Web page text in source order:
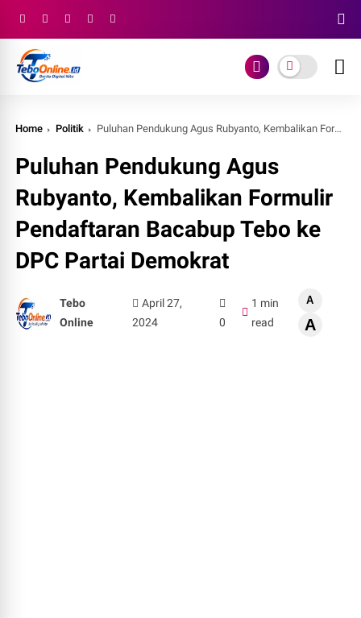
Home Politik Puluhan Pendukung Agus Rubyanto, Kembalikan Formulir Pendaftaran Bacabup Tebo ke DPC Partai Demokrat
Puluhan Pendukung Agus
Rubyanto, Kembalikan Formulir
Pendaftaran Bacabup Tebo ke
DPC Partai Demokrat
Tebo
Online
April 27,
2024
0
1 min
read
A
A